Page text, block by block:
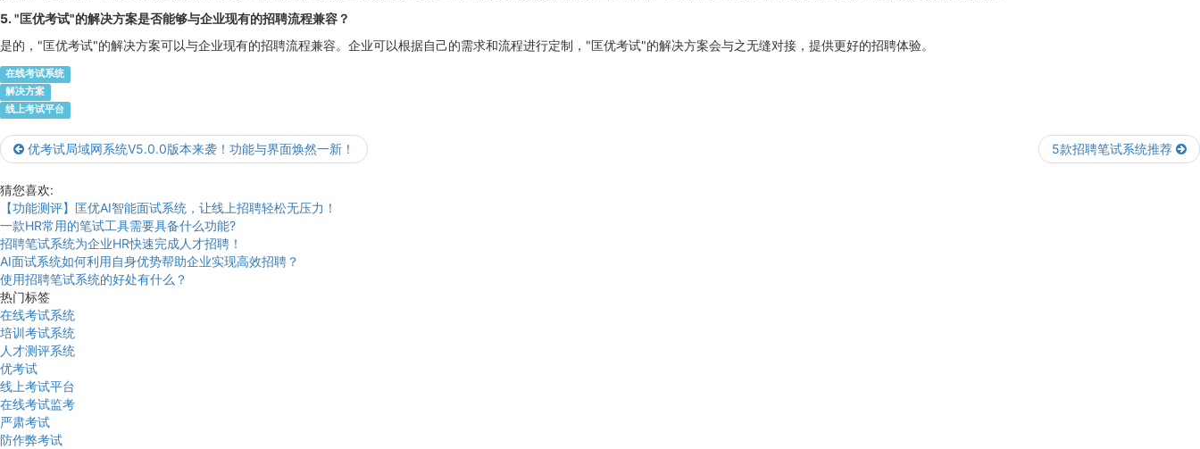
5. "匡优考试"的解决方案是否能够与企业现有的招聘流程兼容？
是的，"匡优考试"的解决方案可以与企业现有的招聘流程兼容。企业可以根据自己的需求和流程进行定制，"匡优考试"的解决方案会与之无缝对接，提供更好的招聘体验。
在线考试系统
解决方案
线上考试平台
优考试局域网系统V5.0.0版本来袭！功能与界面焕然一新！ 5款招聘笔试系统推荐
猜您喜欢:
【功能测评】匡优AI智能面试系统，让线上招聘轻松无压力！
一款HR常用的笔试工具需要具备什么功能?
招聘笔试系统为企业HR快速完成人才招聘！
AI面试系统如何利用自身优势帮助企业实现高效招聘？
使用招聘笔试系统的好处有什么？
热门标签
在线考试系统
培训考试系统
人才测评系统
优考试
线上考试平台
在线考试监考
严肃考试
防作弊考试